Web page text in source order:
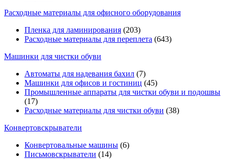
Расходные материалы для офисного оборудования
Пленка для ламинирования (203)
Расходные материалы для переплета (643)
Машинки для чистки обуви
Автоматы для надевания бахил (7)
Машинки для офисов и гостиниц (45)
Промышленные аппараты для чистки обуви и подошвы
(17)
Расходные материалы для чистки обуви (38)
Конвертовскрыватели
Конвертовальные машины (6)
Письмовскрыватели (14)